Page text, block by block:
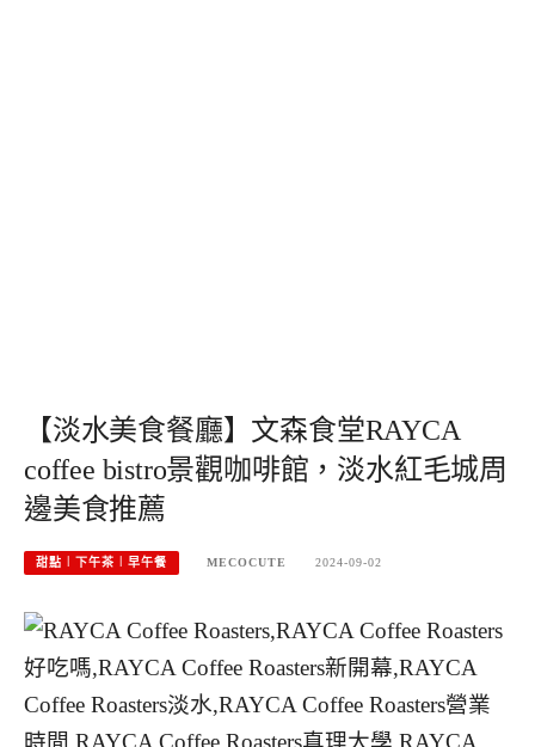
【淡水美食餐廳】文森食堂RAYCA
coffee bistro景觀咖啡館，淡水紅毛城周
邊美食推薦
甜點︱下午茶︱早午餐 MECOCUTE 2024-09-02